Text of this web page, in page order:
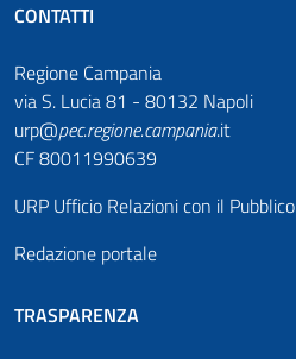
CONTATTI
Regione Campania
via S. Lucia 81 - 80132 Napoli
urp@pec.regione.campania.it
CF 80011990639
URP Ufficio Relazioni con il Pubblico
Redazione portale
TRASPARENZA